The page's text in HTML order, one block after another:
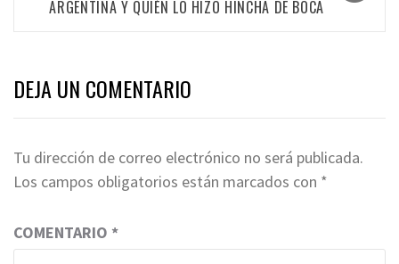
ARGENTINA Y QUIÉN LO HIZO HINCHA DE BOCA
DEJA UN COMENTARIO
Tu dirección de correo electrónico no será publicada.
Los campos obligatorios están marcados con *
COMENTARIO *